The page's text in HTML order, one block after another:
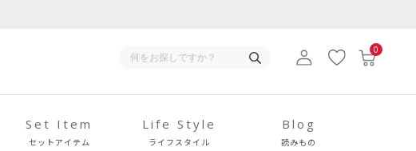
0
Set Item
セットアイテム
Life Style
ライフスタイル
Blog
読みもの